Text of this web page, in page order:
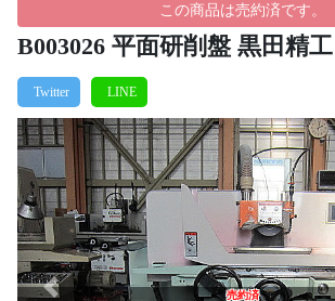
この商品は売約済です。
B003026 平面研削盤 黒田精
売約済